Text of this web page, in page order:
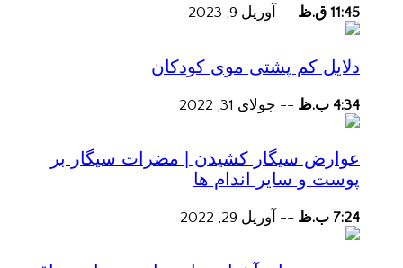
11:45 ق.ظ -- آوریل 9, 2023
دلایل کم پشتی موی کودکان
4:34 ب.ظ -- جولای 31, 2022
عوارض سیگار کشیدن | مضرات سیگار بر
پوست و سایر اندام ها
7:24 ب.ظ -- آوریل 29, 2022